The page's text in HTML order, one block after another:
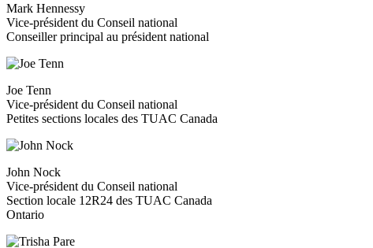
Mark Hennessy
Vice-président du Conseil national
Conseiller principal au président national
Joe Tenn
Vice-président du Conseil national
Petites sections locales des TUAC Canada
John Nock
Vice-président du Conseil national
Section locale 12R24 des TUAC Canada
Ontario